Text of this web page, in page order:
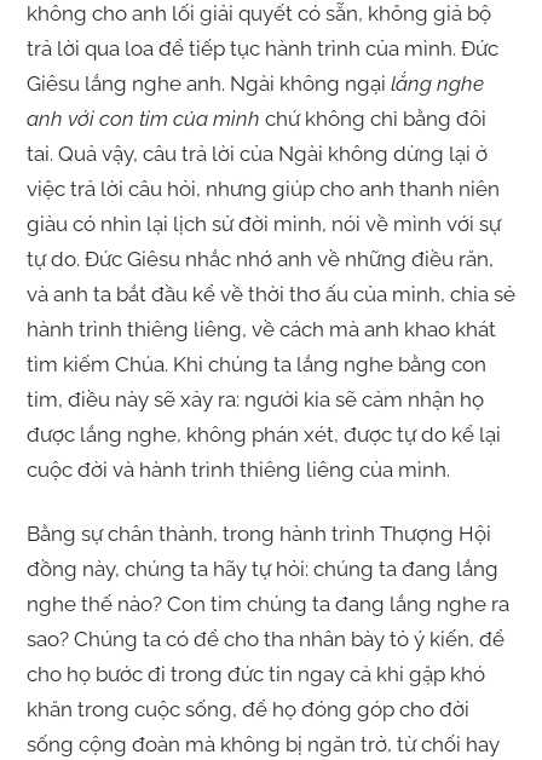
không cho anh lối giải quyết có sẵn, không giả bộ
trả lời qua loa để tiếp tục hành trình của mình. Đức
Giêsu lắng nghe anh. Ngài không ngại lắng nghe
anh với con tim của mình chứ không chỉ bằng đôi
tai. Quả vậy, câu trả lời của Ngài không dừng lại ở
việc trả lời câu hỏi, nhưng giúp cho anh thanh niên
giàu có nhìn lại lịch sử đời mình, nói về mình với sự
tự do. Đức Giêsu nhắc nhớ anh về những điều răn,
và anh ta bắt đầu kể về thời thơ ấu của mình, chia sẻ
hành trình thiêng liêng, về cách mà anh khao khát
tìm kiếm Chúa. Khi chúng ta lắng nghe bằng con
tim, điều này sẽ xảy ra: người kia sẽ cảm nhận họ
được lắng nghe, không phán xét, được tự do kể lại
cuộc đời và hành trình thiêng liêng của mình.
Bằng sự chân thành, trong hành trình Thượng Hội
đồng này, chúng ta hãy tự hỏi: chúng ta đang lắng
nghe thế nào? Con tim chúng ta đang lắng nghe ra
sao? Chúng ta có để cho tha nhân bày tỏ ý kiến, để
cho họ bước đi trong đức tin ngay cả khi gặp khó
khăn trong cuộc sống, để họ đóng góp cho đời
sống cộng đoàn mà không bị ngăn trở, từ chối hay